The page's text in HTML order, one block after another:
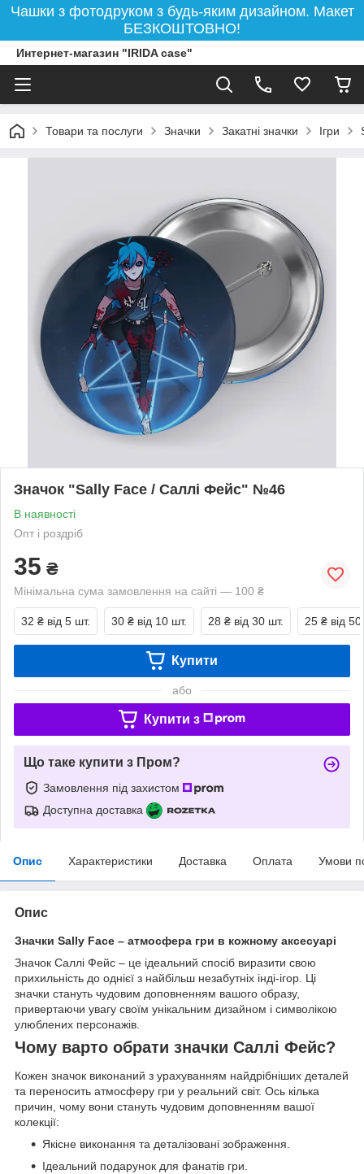
Чашки з фотодруком з будь-яким дизайном. Макет
БЕЗКОШТОВНО!
Интернет-магазин "IRIDA case"
Товари та послуги Значки Закатні значки Ігри
Значок "Sally Face / Саллі Фейс" №46
В наявності
Опт і роздріб
35 ₴
Мінімальна сума замовлення на сайті — 100 ₴
32 ₴ від 5 шт. 30 ₴ від 10 шт. 28 ₴ від 30 шт. 25 ₴ від
Купити
або
Купити з
Що таке купити з Пром?
Замовлення під захистом
Доступна доставка
Опис Характеристики Доставка Оплата Умови
Опис
Значки Sally Face – атмосфера гри в кожному аксесуарі
Значок Саллі Фейс – це ідеальний спосіб виразити свою
прихильність до однієї з найбільш незабутніх інді-ігор. Ці
значки стануть чудовим доповненням вашого образу,
привертаючи увагу своїм унікальним дизайном і символікою
улюблених персонажів.
Чому варто обрати значки Саллі Фейс?
Кожен значок виконаний з урахуванням найдрібніших деталей
та переносить атмосферу гри у реальний світ. Ось кілька
причин, чому вони стануть чудовим доповненням вашої
колекції:
Якісне виконання та деталізовані зображення.
Ідеальний подарунок для фанатів гри.